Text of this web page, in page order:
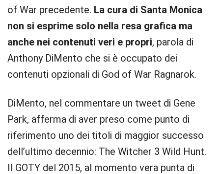
of War precedente. La cura di Santa Monica
non si esprime solo nella resa grafica ma
anche nei contenuti veri e propri, parola di
Anthony DiMento che si è occupato dei
contenuti opzionali di God of War Ragnarok.
DiMento, nel commentare un tweet di Gene
Park, afferma di aver preso come punto di
riferimento uno dei titoli di maggior successo
dell’ultimo decennio: The Witcher 3 Wild Hunt.
Il GOTY del 2015, al momento vera punta di